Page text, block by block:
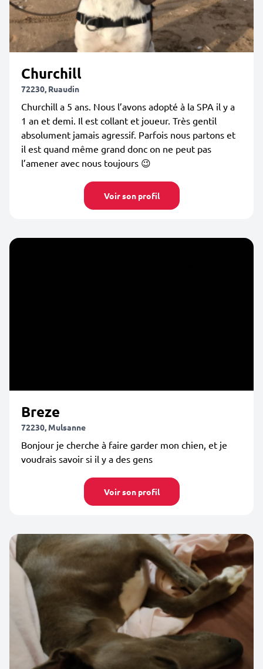
Churchill
72230, Ruaudin
Churchill a 5 ans. Nous l’avons adopté à la SPA il y a
1 an et demi. Il est collant et joueur. Très gentil
absolument jamais agressif. Parfois nous partons et
il est quand même grand donc on ne peut pas
l’amener avec nous toujours 😉
Voir son profil
Breze
72230, Mulsanne
Bonjour je cherche à faire garder mon chien, et je
voudrais savoir si il y a des gens
Voir son profil